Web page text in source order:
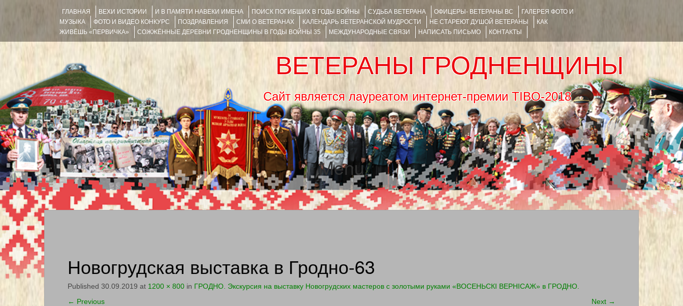
ГЛАВНАЯ ВЕХИ ИСТОРИИ И В ПАМЯТИ НАВЕКИ ИМЕНА ПОИСК ПОГИБШИХ В ГОДЫ ВОЙНЫ СУДЬБА ВЕТЕРАНА ОФИЦЕРЫ- ВЕТЕРАНЫ ВС
ГАЛЕРЕЯ ФОТО И
МУЗЫКА
ФОТО И ВИДЕО КОНКУРС ПОЗДРАВЛЕНИЯ СМИ О ВЕТЕРАНАХ КАЛЕНДАРЬ ВЕТЕРАНСКОЙ МУДРОСТИ НЕ СТАРЕЮТ ДУШОЙ ВЕТЕРАНЫ
КАК
ЖИВЁШЬ «ПЕРВИЧКА»
СОЖЖЁННЫЕ ДЕРЕВНИ ГРОДНЕНЩИНЫ В ГОДЫ ВОЙНЫ 35 МЕЖДУНАРОДНЫЕ СВЯЗИ НАПИСАТЬ ПИСЬМО КОНТАКТЫ
ВЕТЕРАНЫ ГРОДНЕНЩИНЫ
Сайт является лауреатом интернет-премии TIBO-2018
Menu
SKIP TO CONTENT
Новогрудская выставка в Гродно-63
Published 30.09.2019 at 1200 × 800 in ГРОДНО. Экскурсия на выставку Новогрудских мастеров с золотыми руками «ВОСЕНЬСКІ ВЕРНІСАЖ» в ГРОДНО.
← Previous Next →